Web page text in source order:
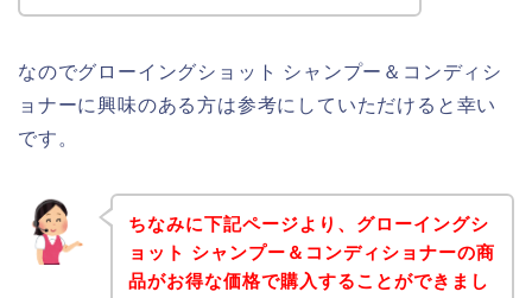
なのでグローイングショット シャンプー＆コンディシ
ョナーに興味のある方は参考にしていただけると幸い
です。
ちなみに下記ページより、グローイングシ
ョット シャンプー＆コンディショナーの商
品がお得な価格で購入することができまし